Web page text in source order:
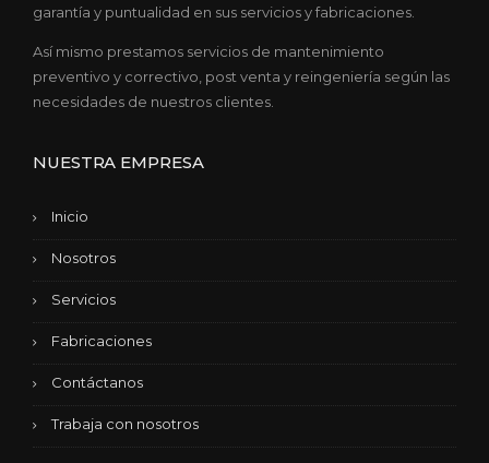
garantía y puntualidad en sus servicios y fabricaciones.
Así mismo prestamos servicios de mantenimiento
preventivo y correctivo, post venta y reingeniería según las
necesidades de nuestros clientes.
NUESTRA EMPRESA
Inicio
Nosotros
Servicios
Fabricaciones
Contáctanos
Trabaja con nosotros